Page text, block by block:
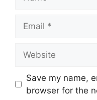
Save my name,
browser for the